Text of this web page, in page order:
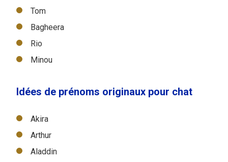
Tom
Bagheera
Rio
Minou
Idées de prénoms originaux pour chat
Akira
Arthur
Aladdin